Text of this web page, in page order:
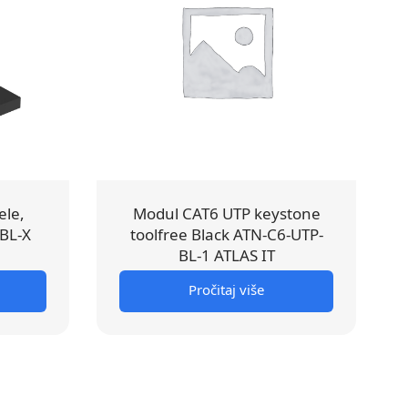
X
Modul CAT6 UTP keystone
toolfree Black ATN-C6-UTP-
BL-1 ATLAS IT
Pročitaj više